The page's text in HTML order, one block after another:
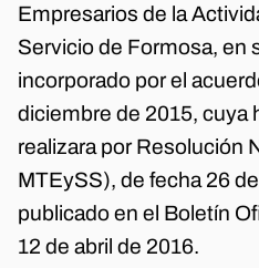
Empresarios de la
Servicio de Formosa, en
incorporado por el
diciembre de 2015, cuya
realizara por Resolución
MTEySS), de fecha 26
publicado en el Boletín
12 de abril de 2016.